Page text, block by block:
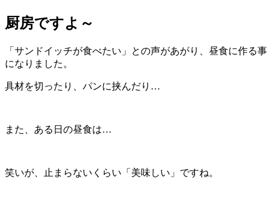
厨房ですよ～
「サンドイッチが食べたい」との声があがり、昼食に作る事
になりました。
具材を切ったり、パンに挟んだり…
また、ある日の昼食は…
笑いが、止まらないくらい「美味しい」ですね。